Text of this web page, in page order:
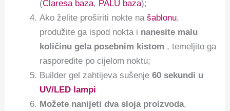
(Claresa baza, PALU baza);
Ako želite proširiti nokte našablonu,
produžite ga ispod nokta i nanesite malu
količinu gela posebnim kistom , temeljito ga
rasporedite po cijelom noktu;
Builder gel zahtijeva sušenje60 sekundi u
UV/LED lampi
Možete nanijeti dva sloja proizvoda,